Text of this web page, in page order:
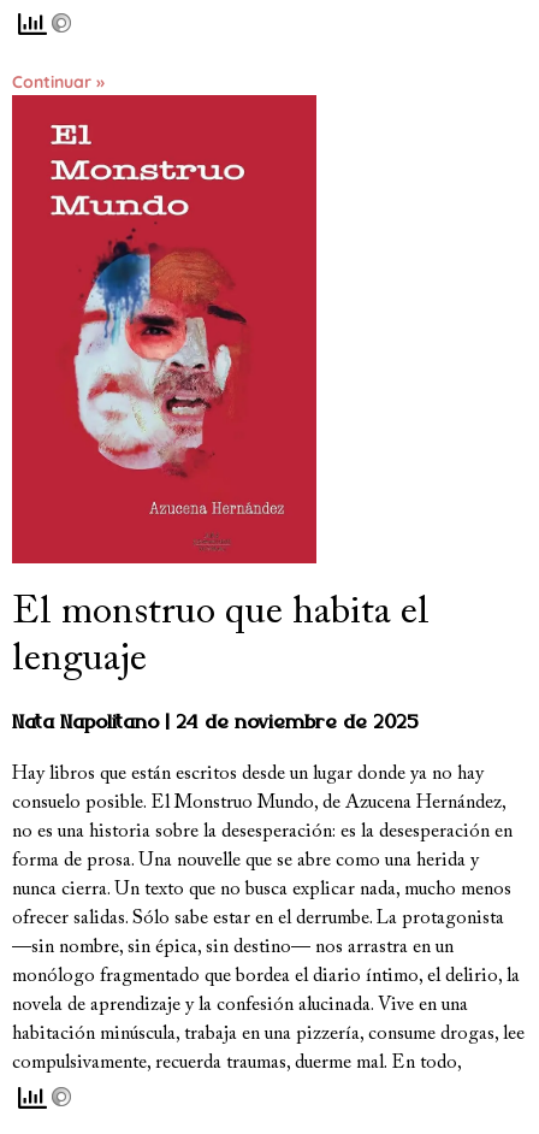
Continuar »
El monstruo que habita el
lenguaje
Nata Napolitano 24 de noviembre de 2025
Hay libros que están escritos desde un lugar donde ya no hay
consuelo posible. El Monstruo Mundo, de Azucena Hernández,
no es una historia sobre la desesperación: es la desesperación en
forma de prosa. Una nouvelle que se abre como una herida y
nunca cierra. Un texto que no busca explicar nada, mucho menos
ofrecer salidas. Sólo sabe estar en el derrumbe. La protagonista
—sin nombre, sin épica, sin destino— nos arrastra en un
monólogo fragmentado que bordea el diario íntimo, el delirio, la
novela de aprendizaje y la confesión alucinada. Vive en una
habitación minúscula, trabaja en una pizzería, consume drogas, lee
compulsivamente, recuerda traumas, duerme mal. En todo,